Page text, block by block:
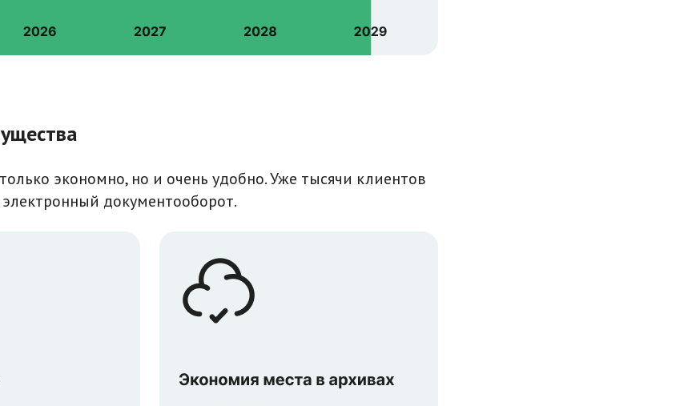
экономно, но и очень удобно. Уже тысячи клиентов
документооборот.